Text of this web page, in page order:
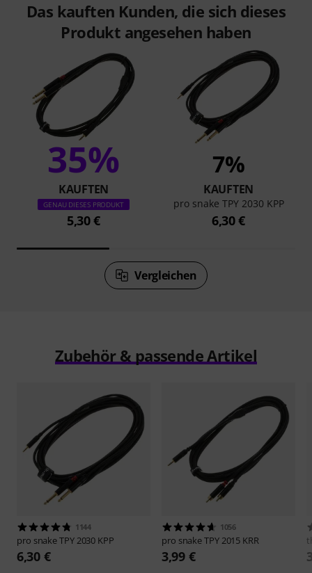
Das kauften Kunden, die sich dieses
Produkt angesehen haben
35%
KAUFTEN
GENAU DIESES PRODUKT
5,30 €
7%
KAUFTEN
pro snake TPY 2030 KPP
6,30 €
Vergleichen
Zubehör & passende Artikel
1144
pro snakeTPY 2030 KPP
6,30 €
1056
pro snakeTPY 2015 KRR
3,99 €